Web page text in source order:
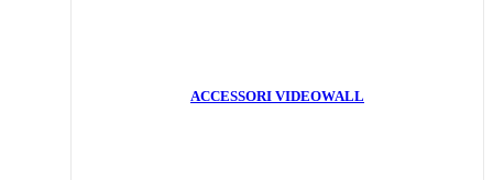
ACCESSORI VIDEOWALL